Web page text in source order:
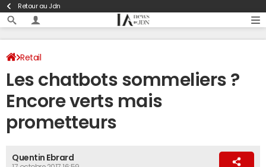
Retour au Jdn
Retail
Les chatbots sommeliers ?
Encore verts mais
prometteurs
Quentin Ebrard